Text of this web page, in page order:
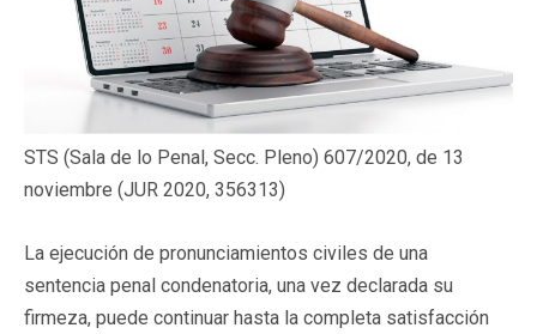
STS (Sala de lo Penal, Secc. Pleno) 607/2020, de 13
noviembre (JUR 2020, 356313)
La ejecución de pronunciamientos civiles de una
sentencia penal condenatoria, una vez declarada su
firmeza, puede continuar hasta la completa satisfacción